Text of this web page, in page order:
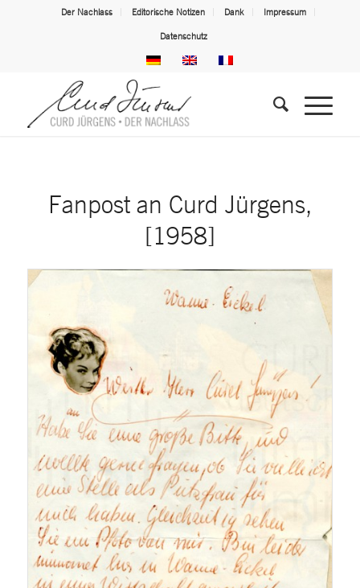
Der Nachlass Editorische Notizen Dank Impressum
Datenschutz
Fanpost an Curd Jürgens,
[1958]